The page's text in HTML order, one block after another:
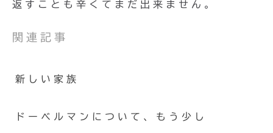
返すことも辛くてまだ出来ません。
関連記事
新しい家族
ドーベルマンについて、もう少し